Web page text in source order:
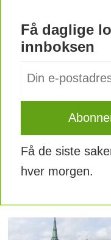
Få daglige
innboksen
Få de siste
hver morgen.